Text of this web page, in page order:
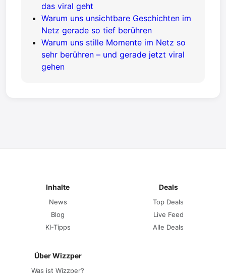
das viral geht
Warum uns unsichtbare Geschichten im
Netz gerade so tief berühren
Warum uns stille Momente im Netz so
sehr berühren – und gerade jetzt viral
gehen
Inhalte
News
Blog
KI-Tipps
Deals
Top Deals
Live Feed
Alle Deals
Über Wizzper
Was ist Wizzper?